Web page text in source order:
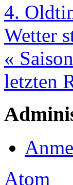
4.
Wetter
«
letzten
Atom